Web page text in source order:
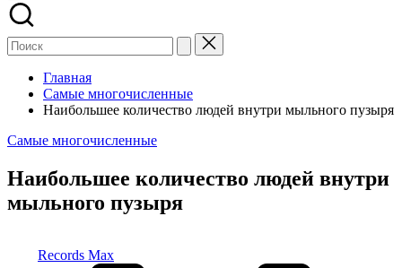
Главная
Самые многочисленные
Наибольшее количество людей внутри мыльного пузыря
Опубликовано
Самые многочисленные
Наибольшее количество людей внутри
мыльного пузыря
Records Max